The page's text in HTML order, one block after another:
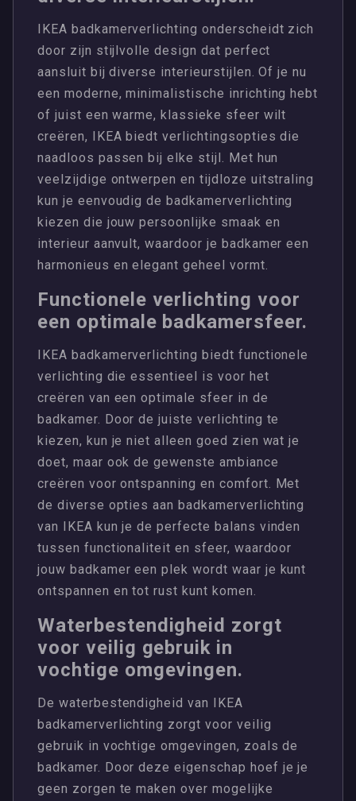
IKEA badkamerverlichting onderscheidt zich
door zijn stijlvolle design dat perfect
aansluit bij diverse interieurstijlen. Of je nu
een moderne, minimalistische inrichting hebt
of juist een warme, klassieke sfeer wilt
creëren, IKEA biedt verlichtingsopties die
naadloos passen bij elke stijl. Met hun
veelzijdige ontwerpen en tijdloze uitstraling
kun je eenvoudig de badkamerverlichting
kiezen die jouw persoonlijke smaak en
interieur aanvult, waardoor je badkamer een
harmonieus en elegant geheel vormt.
Functionele verlichting voor
een optimale badkamersfeer.
IKEA badkamerverlichting biedt functionele
verlichting die essentieel is voor het
creëren van een optimale sfeer in de
badkamer. Door de juiste verlichting te
kiezen, kun je niet alleen goed zien wat je
doet, maar ook de gewenste ambiance
creëren voor ontspanning en comfort. Met
de diverse opties aan badkamerverlichting
van IKEA kun je de perfecte balans vinden
tussen functionaliteit en sfeer, waardoor
jouw badkamer een plek wordt waar je kunt
ontspannen en tot rust kunt komen.
Waterbestendigheid zorgt
voor veilig gebruik in
vochtige omgevingen.
De waterbestendigheid van IKEA
badkamerverlichting zorgt voor veilig
gebruik in vochtige omgevingen, zoals de
badkamer. Door deze eigenschap hoef je je
geen zorgen te maken over mogelijke